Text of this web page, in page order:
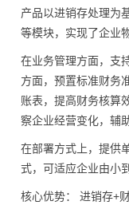
产品以进销存处理为
等模块，实现了企业
在业务管理方面，支
方面，预置标准财务
账表，提高财务核算
察企业经营变化，辅
在部署方式上，提供
式，可适应企业由小
核心优势： 进销存+